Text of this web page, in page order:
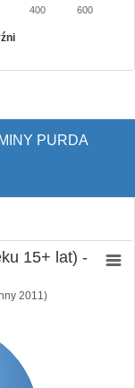
400 600
PURDA
15+ lat) -
2011)